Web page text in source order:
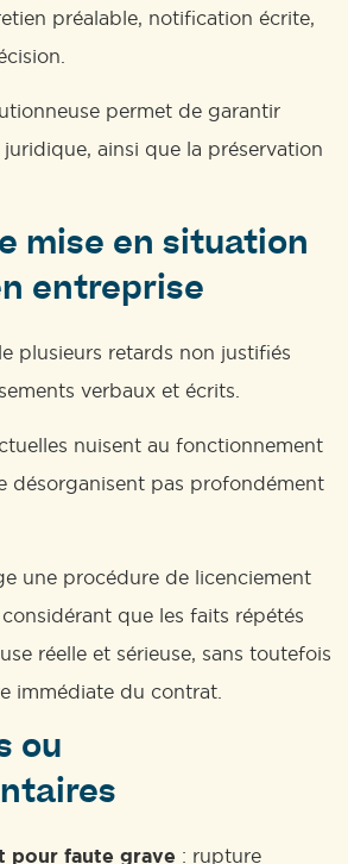
préalable, notification écrite,
permet de garantir
juridique, ainsi que la préservation
mise en situation
entreprise
plusieurs retards non justifiés
verbaux et écrits.
nuisent au fonctionnement
désorganisent pas profondément
une procédure de licenciement
que les faits répétés
réelle et sérieuse, sans toutefois
immédiate du contrat.
ou
pour faute grave : rupture